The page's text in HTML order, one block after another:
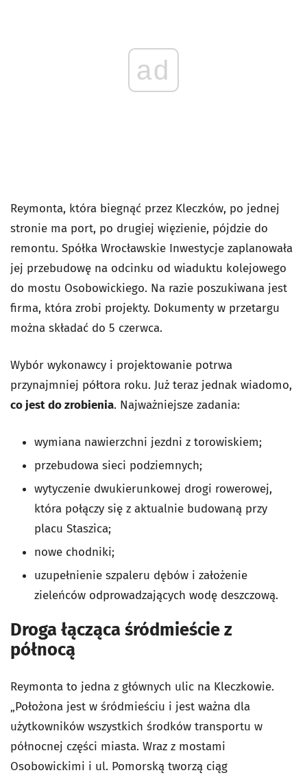
ad
Reymonta, która biegnąć przez Kleczków, po jednej
stronie ma port, po drugiej więzienie, pójdzie do
remontu. Spółka Wrocławskie Inwestycje zaplanowała
jej przebudowę na odcinku od wiaduktu kolejowego
do mostu Osobowickiego. Na razie poszukiwana jest
firma, która zrobi projekty. Dokumenty w przetargu
można składać do 5 czerwca.
Wybór wykonawcy i projektowanie potrwa
przynajmniej półtora roku. Już teraz jednak wiadomo,
co jest do zrobienia. Najważniejsze zadania:
wymiana nawierzchni jezdni z torowiskiem;
przebudowa sieci podziemnych;
wytyczenie dwukierunkowej drogi rowerowej,
która połączy się z aktualnie budowaną przy
placu Staszica;
nowe chodniki;
uzupełnienie szpaleru dębów i założenie
zieleńców odprowadzających wodę deszczową.
Droga łącząca śródmieście z
północą
Reymonta to jedna z głównych ulic na Kleczkowie.
„Położona jest w śródmieściu i jest ważna dla
użytkowników wszystkich środków transportu w
północnej części miasta. Wraz z mostami
Osobowickimi i ul. Pomorską tworzą ciąg